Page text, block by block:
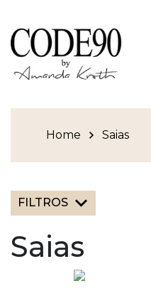
Home Saias
FILTROS
Saias